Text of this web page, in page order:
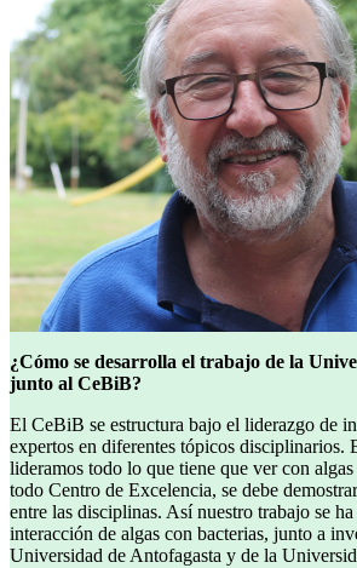
¿Cómo se desarrolla el trabajo de la
junto al CeBiB?
El CeBiB se estructura bajo el liderazgo de
expertos en diferentes tópicos disciplinarios.
lideramos todo lo que tiene que ver con
todo Centro de Excelencia, se debe
entre las disciplinas. Así nuestro trabajo se
interacción de algas con bacterias, junto a
Universidad de Antofagasta y de la